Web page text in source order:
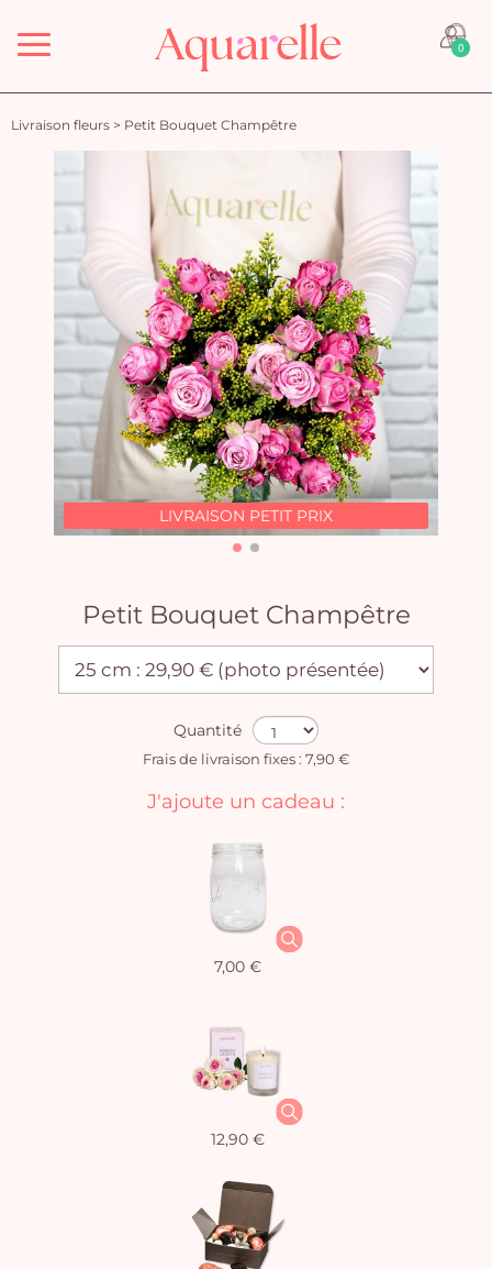
Menu 0
Livraison fleurs > Petit Bouquet Champêtre
LIVRAISON PETIT PRIX
Petit Bouquet Champêtre
Quantité
Frais de livraison fixes : 7,90 €
J'ajoute un cadeau :
7,00 €
12,90 €